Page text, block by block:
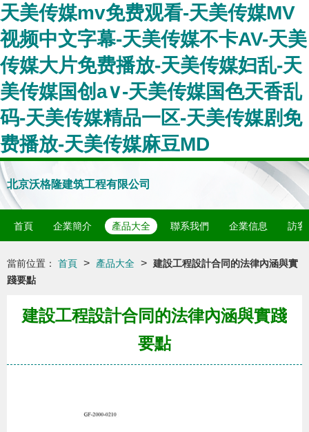
天美传媒mv免费观看-天美传媒MV
视频中文字幕-天美传媒不卡AV-天美
传媒大片免费播放-天美传媒妇乱-天
美传媒国创a∨-天美传媒国色天香乱
码-天美传媒精品一区-天美传媒剧免
费播放-天美传媒麻豆MD
北京沃格隆建筑工程有限公司
首頁 企業簡介 產品大全 聯系我們 企業信息 訪客
當前位置： 首頁 > 產品大全 > 建設工程設計合同的法律內涵與實
踐要點
建設工程設計合同的法律內涵與實踐
要點